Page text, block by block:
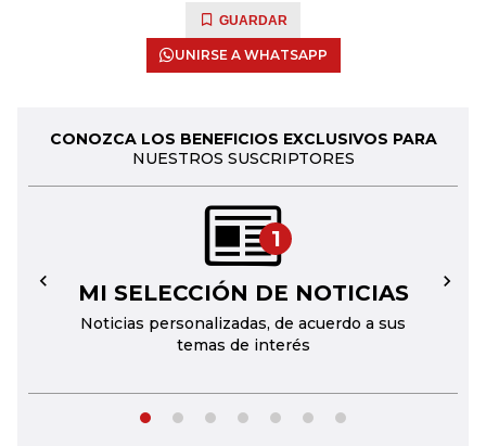
GUARDAR
UNIRSE A WHATSAPP
CONOZCA LOS BENEFICIOS EXCLUSIVOS PARA
NUESTROS SUSCRIPTORES
1
MI SELECCIÓN DE NOTICIAS
Noticias personalizadas, de acuerdo a sus
temas de interés
← →